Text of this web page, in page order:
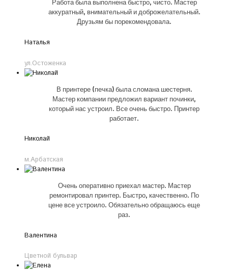
Работа была выполнена быстро, чисто. Мастер
аккуратный, внимательный и доброжелательный.
Друзьям бы порекомендовала.
Наталья
ул.Остоженка
В принтере (печка) была сломана шестерня.
Мастер компании предложил вариант починки,
который нас устроил. Все очень быстро. Принтер
работает.
Николай
м.Арбатская
Очень оперативно приехал мастер. Мастер
ремонтировал принтер. Быстро, качественно. По
цене все устроило. Обязательно обращаюсь еще
раз.
Валентина
Цветной бульвар